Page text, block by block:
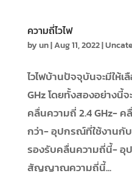
ความถี่ไวไฟ
byun|Aug 11, 2022|
ไวไฟบ้านปัจจุบันจะมีให้เ
GHz โดยทั้งสองอย่างนี้
คลื่นความถี่ 2.4 GHz-
กว่า- อุปกรณ์ที่ใช้งานกั
รองรับคลื่นความถี่นี้- อุ
สัญญาณความถี่นี้...